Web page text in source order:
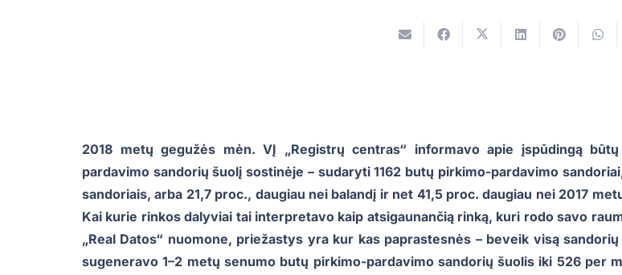
2018 metų gegužės mėn. VĮ „Registrų centras“ informavo apie įspūdingą
pardavimo sandorių šuolį sostinėje – sudaryti 1162 butų pirkimo-pardavimo
sandoriais, arba 21,7 proc., daugiau nei balandį ir net 41,5 proc. daugiau nei 2017
Kai kurie rinkos dalyviai tai interpretavo kaip atsigaunančią rinką, kuri rodo savo
„Real Datos“ nuomone, priežastys yra kur kas paprastesnės – beveik visą
sugeneravo 1–2 metų senumo butų pirkimo-pardavimo sandorių šuolis iki 526 per